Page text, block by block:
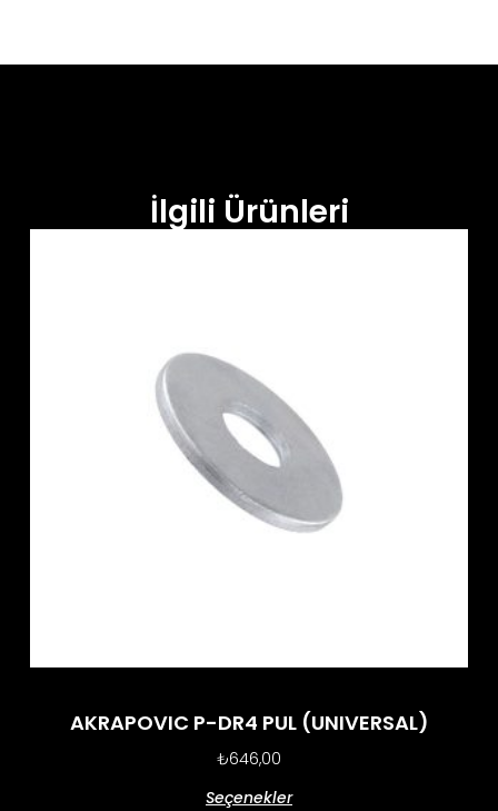
İlgili Ürünleri
AKRAPOVIC P-DR4 PUL (UNIVERSAL)
₺646,00
Seçenekler